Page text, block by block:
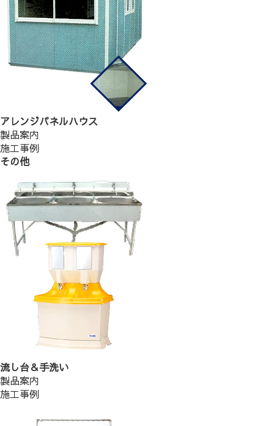
アレンジパネルハウス
製品案内
施工事例
その他
流し台＆手洗い
製品案内
施工事例